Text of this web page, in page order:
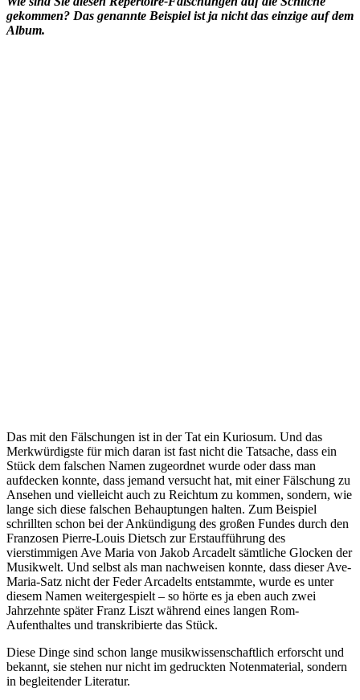
gekommen? Das genannte Beispiel ist ja nicht das einzige auf dem
Album.
Das mit den Fälschungen ist in der Tat ein Kuriosum. Und das
Merkwürdigste für mich daran ist fast nicht die Tatsache, dass ein
Stück dem falschen Namen zugeordnet wurde oder dass man
aufdecken konnte, dass jemand versucht hat, mit einer Fälschung zu
Ansehen und vielleicht auch zu Reichtum zu kommen, sondern, wie
lange sich diese falschen Behauptungen halten. Zum Beispiel
schrillten schon bei der Ankündigung des großen Fundes durch den
Franzosen Pierre-Louis Dietsch zur Erstaufführung des
vierstimmigen Ave Maria von Jakob Arcadelt sämtliche Glocken der
Musikwelt. Und selbst als man nachweisen konnte, dass dieser Ave-
Maria-Satz nicht der Feder Arcadelts entstammte, wurde es unter
diesem Namen weitergespielt – so hörte es ja eben auch zwei
Jahrzehnte später Franz Liszt während eines langen Rom-
Aufenthaltes und transkribierte das Stück.
Diese Dinge sind schon lange musikwissenschaftlich erforscht und
bekannt, sie stehen nur nicht im gedruckten Notenmaterial, sondern
in begleitender Literatur.